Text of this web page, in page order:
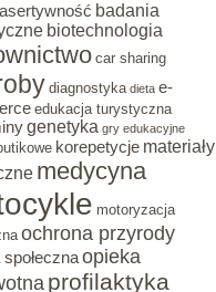
asertywność badania
biotechnologia
car sharing
diagnostyka dieta e-
edukacja turystyczna
genetyka gry edukacyjne
korepetycje materiały
medycyna
motoryzacja
ochrona przyrody
opieka
profilaktyka